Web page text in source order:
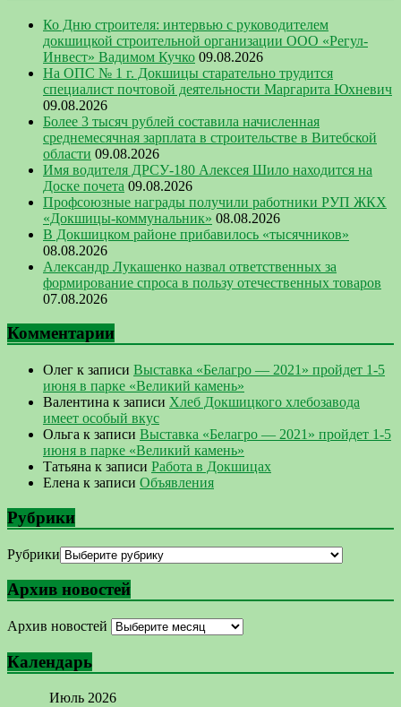
Ко Дню строителя: интервью с руководителем
докшицкой строительной организации ООО «Регул-
Инвест» Вадимом Кучко 09.08.2026
На ОПС № 1 г. Докшицы старательно трудится
специалист почтовой деятельности Маргарита Юхневич
09.08.2026
Более 3 тысяч рублей составила начисленная
среднемесячная зарплата в строительстве в Витебской
области 09.08.2026
Имя водителя ДРСУ-180 Алексея Шило находится на
Доске почета 09.08.2026
Профсоюзные награды получили работники РУП ЖКХ
«Докшицы-коммунальник» 08.08.2026
В Докшицком районе прибавилось «тысячников»
08.08.2026
Александр Лукашенко назвал ответственных за
формирование спроса в пользу отечественных товаров
07.08.2026
Комментарии
Олег к записи Выставка «Белагро — 2021» пройдет 1-5
июня в парке «Великий камень»
Валентина к записи Хлеб Докшицкого хлебозавода
имеет особый вкус
Ольга к записи Выставка «Белагро — 2021» пройдет 1-5
июня в парке «Великий камень»
Татьяна к записи Работа в Докшицах
Елена к записи Объявления
Рубрики
Рубрики
Архив новостей
Архив новостей
Календарь
Июль 2026